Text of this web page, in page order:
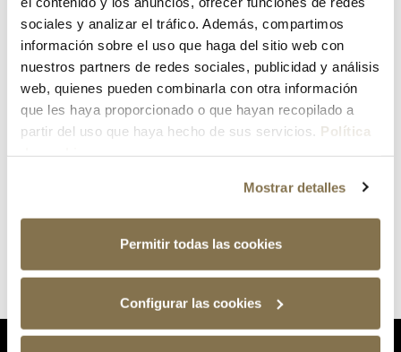
sociales y analizar el tráfico. Además, compartimos
información sobre el uso que haga del sitio web con
nuestros partners de redes sociales, publicidad y análisis
web, quienes pueden combinarla con otra información
que les haya proporcionado o que hayan recopilado a
partir del uso que haya hecho de sus servicios. Política
Mostrar detalles
Permitir todas las cookies
Configurar las cookies
¿Has olvidado tu contraseña?